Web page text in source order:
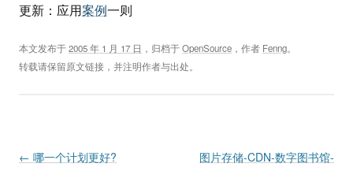
更新：应用案例一则
本文发布于2005 年 1 月 17 日 ，归档于OpenSource ，作者 Fenng。
转载请保留原文链接，并注明作者与出处。
Post navigation
← 哪一个计划更好?
图片存储-CDN-数字图书馆-